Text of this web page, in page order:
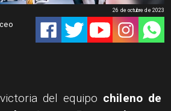
26 de octubre de 2023
del equipo chileno de